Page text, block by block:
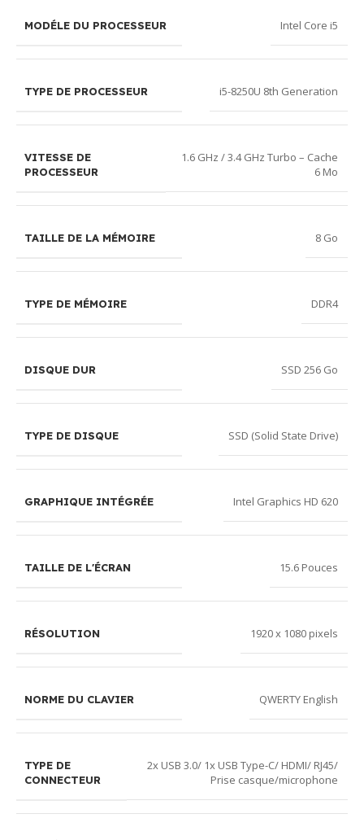
MODÉLE DU PROCESSEUR Intel Core i5
TYPE DE PROCESSEUR i5-8250U 8th Generation
VITESSE DE
PROCESSEUR
1.6 GHz / 3.4 GHz Turbo – Cache
6 Mo
TAILLE DE LA MÉMOIRE 8 Go
TYPE DE MÉMOIRE DDR4
DISQUE DUR SSD 256 Go
TYPE DE DISQUE SSD (Solid State Drive)
GRAPHIQUE INTÉGRÉE Intel Graphics HD 620
TAILLE DE L'ÉCRAN 15.6 Pouces
RÉSOLUTION 1920 x 1080 pixels
NORME DU CLAVIER QWERTY English
TYPE DE
CONNECTEUR
2x USB 3.0/ 1x USB Type-C/ HDMI/ RJ45/
Prise casque/microphone